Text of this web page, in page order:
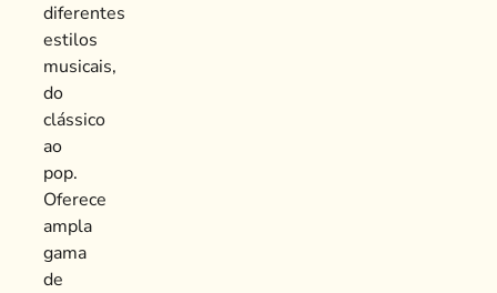
diferentes
estilos
musicais,
do
clássico
ao
pop.
Oferece
ampla
gama
de